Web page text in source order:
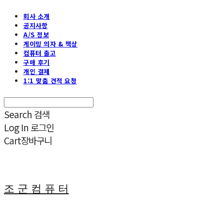
회사 소개
공지사항
A/S 정보
게이밍 의자 & 책상
컴퓨터 출고
구매 후기
개인 결제
1:1 맞춤 견적 요청
Search 검색
Log In 로그인
Cart장바구니
조 군 컴 퓨 터